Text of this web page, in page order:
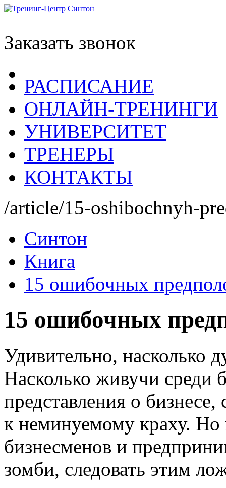
Заказать звонок
РАСПИСАНИЕ
ОНЛАЙН-ТРЕНИНГИ
УНИВЕРСИТЕТ
ТРЕНЕРЫ
КОНТАКТЫ
/article/15-oshibochnyh-
Синтон
Книга
15 ошибочных
15 ошибочных
Удивительно, насколько
Насколько живучи среди
представления о
к неминуемому краху. Но
бизнесменов и
зомби, следовать этим